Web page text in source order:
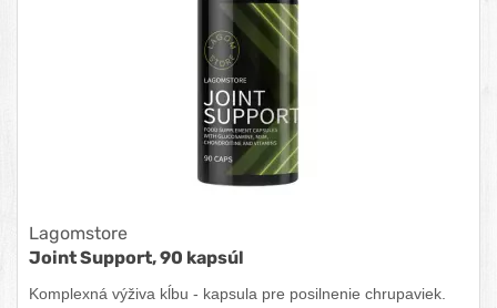
Lagomstore
Joint Support, 90 kapsúl
Komplexná výživa kĺbu - kapsula pre posilnenie chrupaviek.